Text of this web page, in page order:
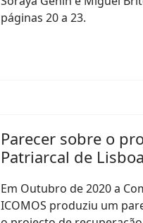
páginas 20 a 23.
Parecer sobre o
Patriarcal de Lisboa
Em Outubro de 2020 a
ICOMOS produziu um